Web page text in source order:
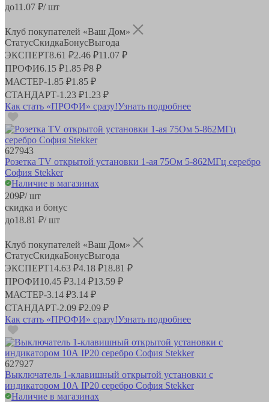
до11.07 ₽/ шт
Клуб покупателей «Ваш Дом»
СтатусСкидкаБонусВыгода
ЭКСПЕРТ8.61 ₽2.46 ₽11.07 ₽
ПРОФИ6.15 ₽1.85 ₽8 ₽
МАСТЕР-1.85 ₽1.85 ₽
СТАНДАРТ-1.23 ₽1.23 ₽
Как стать «ПРОФИ» сразу!Узнать подробнее
627943
Розетка TV открытой установки 1-ая 75Ом 5-862МГц серебро
София Stekker
Наличие в магазинах
209₽/ шт
скидка и бонус
до18.81 ₽/ шт
Клуб покупателей «Ваш Дом»
СтатусСкидкаБонусВыгода
ЭКСПЕРТ14.63 ₽4.18 ₽18.81 ₽
ПРОФИ10.45 ₽3.14 ₽13.59 ₽
МАСТЕР-3.14 ₽3.14 ₽
СТАНДАРТ-2.09 ₽2.09 ₽
Как стать «ПРОФИ» сразу!Узнать подробнее
627927
Выключатель 1-клавишный открытой установки с
индикатором 10А IP20 серебро София Stekker
Наличие в магазинах